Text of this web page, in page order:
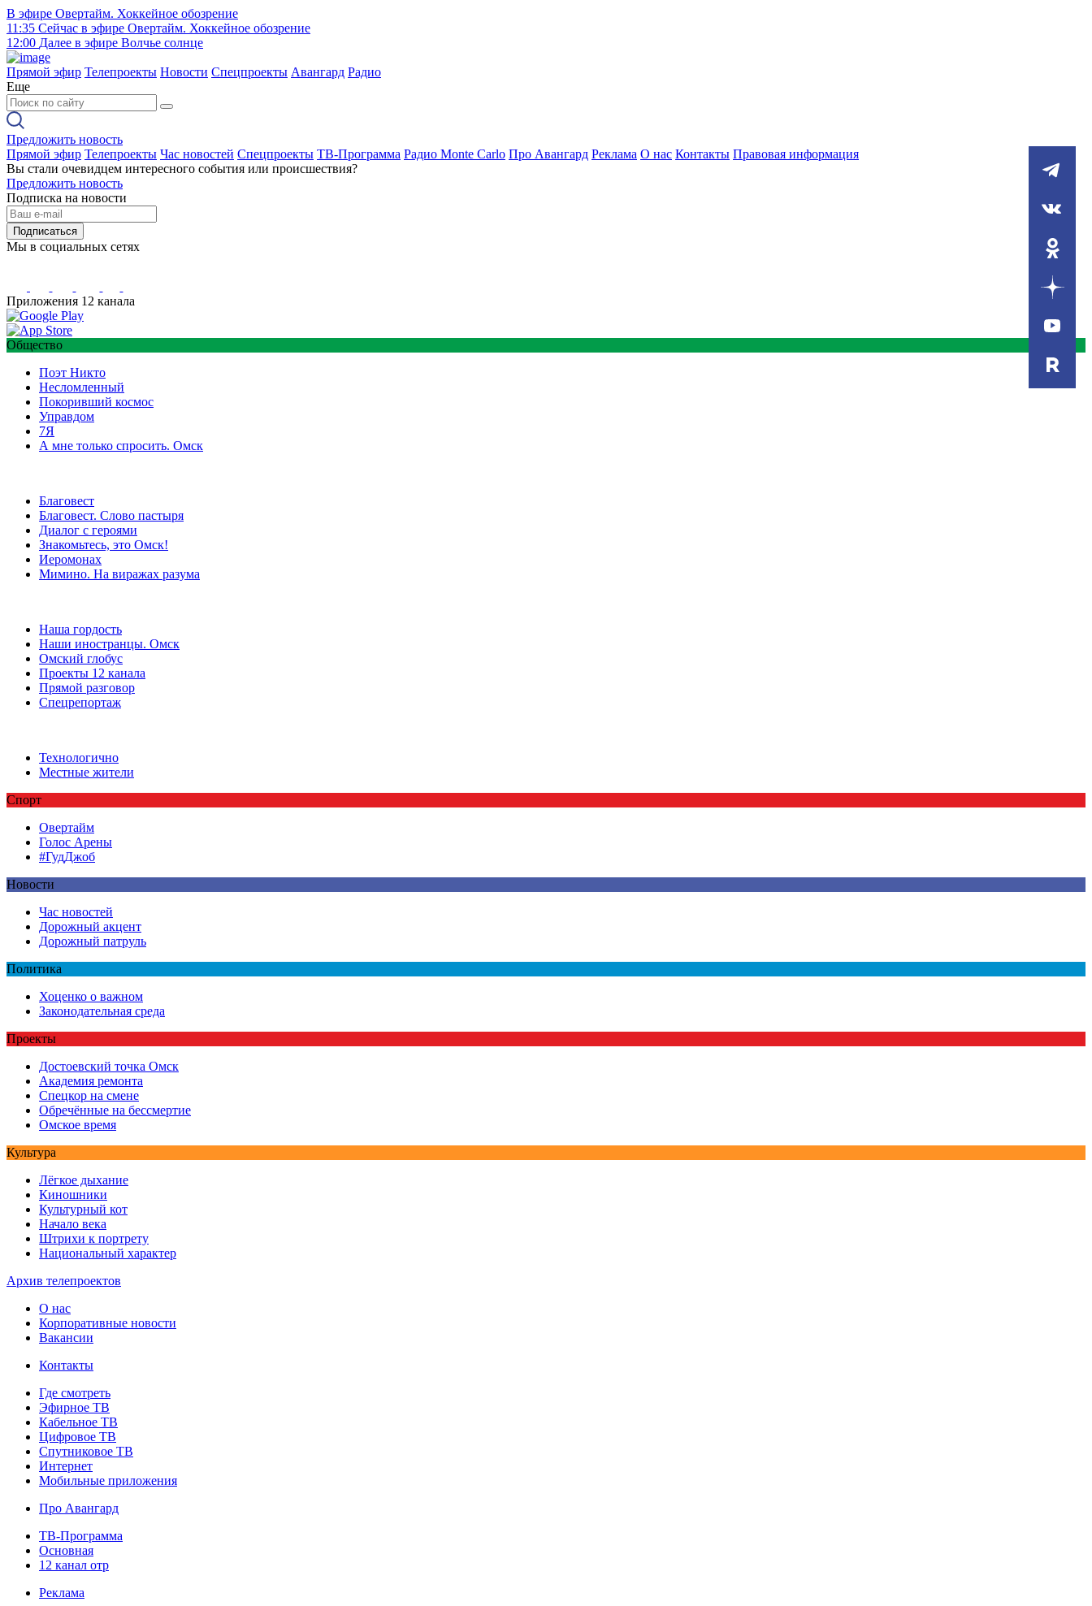
В эфире Овертайм. Хоккейное обозрение
11:35 Сейчас в эфире Овертайм. Хоккейное обозрение
12:00 Далее в эфире Волчье солнце
Прямой эфир Телепроекты Новости Спецпроекты Авангард Радио
Еще
Предложить новость
Прямой эфир Телепроекты Час новостей Спецпроекты ТВ-Программа Радио Monte Carlo Про Авангард Реклама О нас Контакты Правовая информация
Вы стали очевидцем интересного события или происшествия?
Предложить новость
Подписка на новости
Подписаться
Мы в социальных сетях
Приложения 12 канала
Общество
Поэт Никто
Несломленный
Покоривший космос
Управдом
7Я
А мне только спросить. Омск
Благовест
Благовест. Слово пастыря
Диалог с героями
Знакомьтесь, это Омск!
Иеромонах
Мимино. На виражах разума
Наша гордость
Наши иностранцы. Омск
Омский глобус
Проекты 12 канала
Прямой разговор
Спецрепортаж
Технологично
Местные жители
Спорт
Овертайм
Голос Арены
#ГудДжоб
Новости
Час новостей
Дорожный акцент
Дорожный патруль
Политика
Хоценко о важном
Законодательная среда
Проекты
Достоевский точка Омск
Академия ремонта
Спецкор на смене
Обречённые на бессмертие
Омское время
Культура
Лёгкое дыхание
Киношники
Культурный кот
Начало века
Штрихи к портрету
Национальный характер
Архив телепроектов
О нас
Корпоративные новости
Вакансии
Контакты
Где смотреть
Эфирное ТВ
Кабельное ТВ
Цифровое ТВ
Спутниковое ТВ
Интернет
Мобильные приложения
Про Авангард
ТВ-Программа
Основная
12 канал отр
Реклама